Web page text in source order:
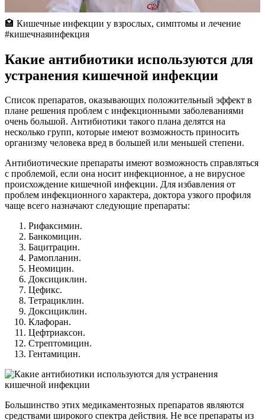
🏩 Кишечные инфекции у взрослых, симптомы и лечение
#кишечнаяинфекция
Какие антибиотики используются для
устранения кишечной инфекции
Список препаратов, оказывающих положительный эффект в
плане решения проблем с инфекционными заболеваниями
очень большой. Антибиотики такого плана делятся на
несколько групп, которые имеют возможность приносить
организму человека вред в большей или меньшей степени.
Антибиотические препараты имеют возможность справляться
с проблемой, если она носит инфекционное, а не вирусное
происхождение кишечной инфекции. Для избавления от
проблем инфекционного характера, доктора узкого профиля
чаще всего назначают следующие препараты:
Рифаксимин.
Банкомицин.
Бацитрацин.
Рамопланин.
Неомицин.
Доксициклин.
Цефикс.
Тетрациклин.
Доксициклин.
Клафоран.
Цефтриаксон.
Стрептомицин.
Гентамицин.
Большинство этих медикаментозных препаратов являются
средствами широкого спектра действия. Не все препараты из